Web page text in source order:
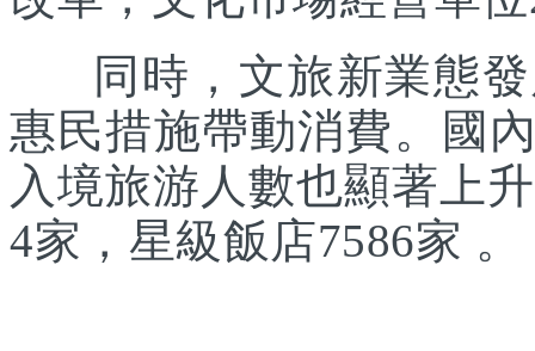
同時，文旅新業態發
惠民措施帶動消費。國
入境旅游人數也顯著上
4家，星級飯店7586家 。